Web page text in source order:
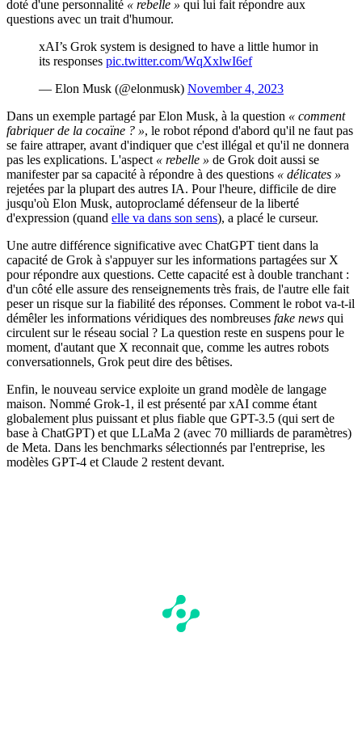
doté d'une personnalité « rebelle » qui lui fait répondre aux
questions avec un trait d'humour.
xAI’s Grok system is designed to have a little humor in
its responses pic.twitter.com/WqXxlwI6ef
— Elon Musk (@elonmusk) November 4, 2023
Dans un exemple partagé par Elon Musk, à la question « comment
fabriquer de la cocaïne ? », le robot répond d'abord qu'il ne faut pas
se faire attraper, avant d'indiquer que c'est illégal et qu'il ne donnera
pas les explications. L'aspect « rebelle » de Grok doit aussi se
manifester par sa capacité à répondre à des questions « délicates »
rejetées par la plupart des autres IA. Pour l'heure, difficile de dire
jusqu'où Elon Musk, autoproclamé défenseur de la liberté
d'expression (quand elle va dans son sens), a placé le curseur.
Une autre différence significative avec ChatGPT tient dans la
capacité de Grok à s'appuyer sur les informations partagées sur X
pour répondre aux questions. Cette capacité est à double tranchant :
d'un côté elle assure des renseignements très frais, de l'autre elle fait
peser un risque sur la fiabilité des réponses. Comment le robot va-t-il
démêler les informations véridiques des nombreuses fake news qui
circulent sur le réseau social ? La question reste en suspens pour le
moment, d'autant que X reconnait que, comme les autres robots
conversationnels, Grok peut dire des bêtises.
Enfin, le nouveau service exploite un grand modèle de langage
maison. Nommé Grok-1, il est présenté par xAI comme étant
globalement plus puissant et plus fiable que GPT-3.5 (qui sert de
base à ChatGPT) et que LLaMa 2 (avec 70 milliards de paramètres)
de Meta. Dans les benchmarks sélectionnés par l'entreprise, les
modèles GPT-4 et Claude 2 restent devant.